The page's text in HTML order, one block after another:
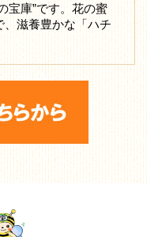
宝庫”です。花の蜜
滋養豊かな「ハチ